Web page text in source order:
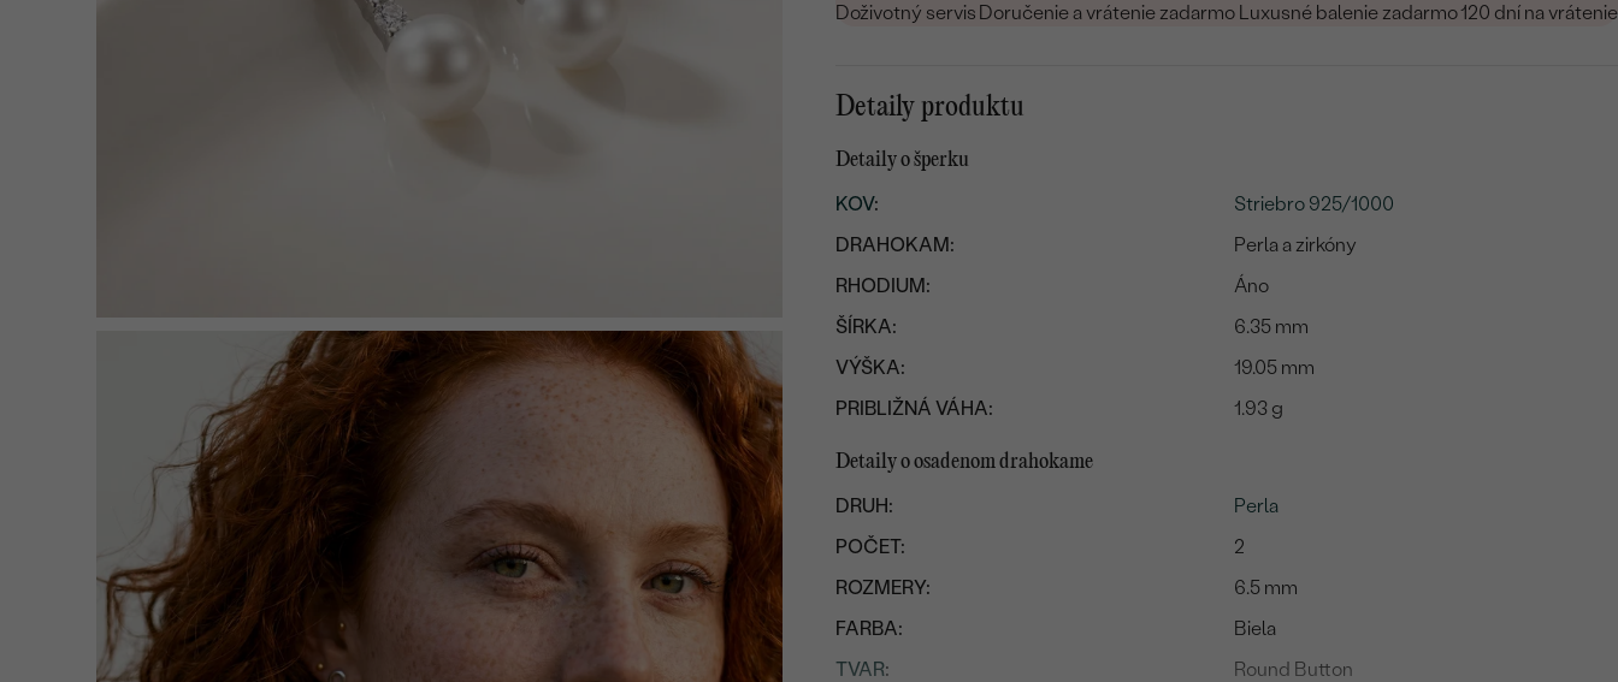
Doživotný servis Doručenie a vrátenie zadarmo Luxusné balenie zadarmo120 dní na vrátenie
Detaily produktu
Detaily o šperku
KOV:
Striebro 925/1000
DRAHOKAM:
Perla a zirkóny
RHODIUM:
Áno
ŠÍRKA:
6.35 mm
VÝŠKA:
19.05 mm
PRIBLIŽNÁ VÁHA:
1.93 g
Detaily o osadenom drahokame
DRUH:
Perla
POČET:
2
ROZMERY:
6.5 mm
FARBA:
Biela
TVAR:
Round Button